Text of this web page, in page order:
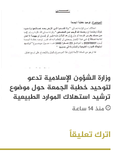
وزارة الشؤون الإسلامية تدعو
لتوحيد خطبة الجمعة حول موضوع
ترشيد استهلاك الموارد الطبيعية
منذ 14 ساعة
اترك تعليقاً